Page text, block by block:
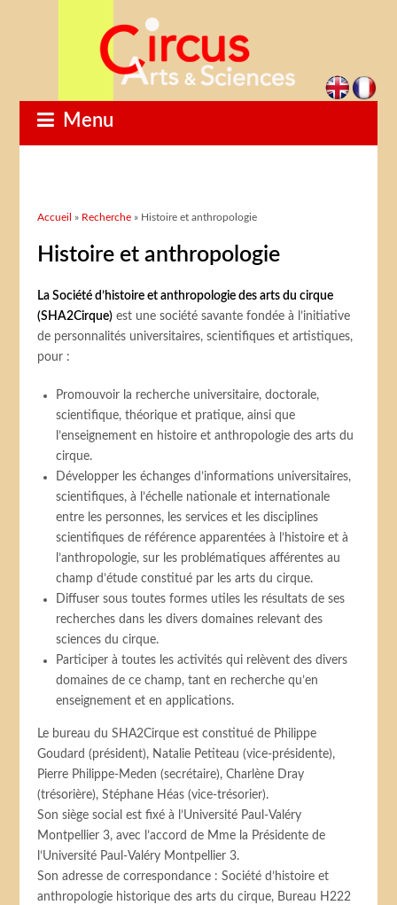
Menu
Vous êtes ici
Accueil » Recherche » Histoire et anthropologie
Histoire et anthropologie
La Société d’histoire et anthropologie des arts du cirque
(SHA2Cirque) est une société savante fondée à l’initiative
de personnalités universitaires, scientifiques et artistiques,
pour :
Promouvoir la recherche universitaire, doctorale,
scientifique, théorique et pratique, ainsi que
l’enseignement en histoire et anthropologie des arts du
cirque.
Développer les échanges d’informations universitaires,
scientifiques, à l’échelle nationale et internationale
entre les personnes, les services et les disciplines
scientifiques de référence apparentées à l’histoire et à
l’anthropologie, sur les problématiques afférentes au
champ d’étude constitué par les arts du cirque.
Diffuser sous toutes formes utiles les résultats de ses
recherches dans les divers domaines relevant des
sciences du cirque.
Participer à toutes les activités qui relèvent des divers
domaines de ce champ, tant en recherche qu’en
enseignement et en applications.
Le bureau du SHA2Cirque est constitué de Philippe
Goudard (président), Natalie Petiteau (vice-présidente),
Pierre Philippe-Meden (secrétaire), Charlène Dray
(trésorière), Stéphane Héas (vice-trésorier).
Son siège social est fixé à l’Université Paul-Valéry
Montpellier 3, avec l’accord de Mme la Présidente de
l’Université Paul-Valéry Montpellier 3.
Son adresse de correspondance : Société d’histoire et
anthropologie historique des arts du cirque, Bureau H222